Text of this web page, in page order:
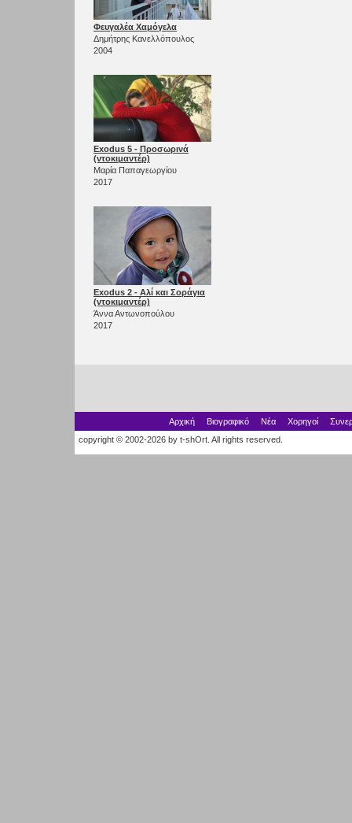
Φευγαλέα Χαμόγελα
Δημήτρης Κανελλόπουλος
2004
Exodus 5 - Προσωρινά
(ντοκιμαντέρ)
Μαρία Παπαγεωργίου
2017
Exodus 2 - Αλί και Σοράγια
(ντοκιμαντέρ)
Άννα Αντωνοπούλου
2017
Αρχική Βιογραφικό Νέα Χορηγοί
copyright © 2002-2026 by t-shOrt. All rights reserved.